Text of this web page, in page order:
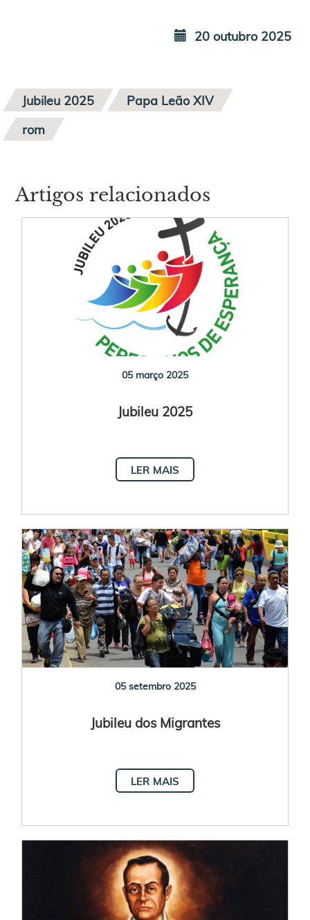
20 outubro 2025
Jubileu 2025
Papa Leão XIV
rom
Artigos relacionados
05 março 2025
Jubileu 2025
LER MAIS
05 setembro 2025
Jubileu dos Migrantes
LER MAIS